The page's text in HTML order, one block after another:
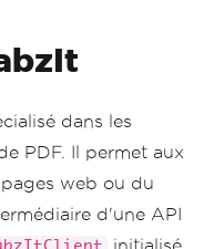
dans les
PDF. Il permet aux
web ou du
d'une API
initialisé